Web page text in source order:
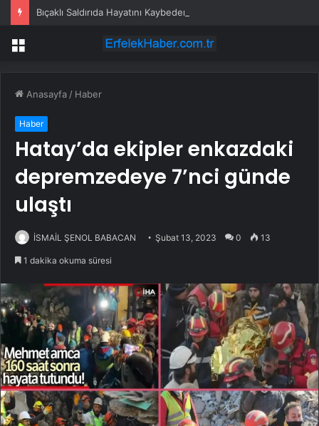
Menü
Anasayfa / Haber
Haber
Hatay’da ekipler enkazdaki
depremzedeye 7’nci günde
ulaştı
İSMAİL ŞENOL BABACAN Şubat 13, 2023 0 13
1 dakika okuma süresi